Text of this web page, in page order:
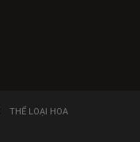
THỂ LOẠI HOA